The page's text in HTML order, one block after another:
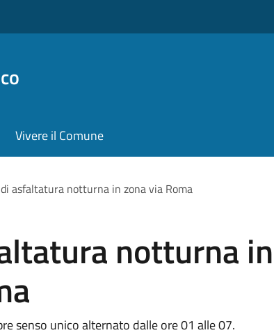
Vivere il Comune
asfaltatura notturna in zona via Roma
notturna in
senso unico alternato dalle ore 01 alle 07.